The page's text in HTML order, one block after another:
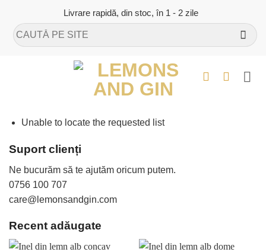
content
Livrare rapidă, din stoc, în 1 - 2 zile
Caută
după:
Unable to locate the requested list
Suport clienți
Ne bucurăm să te ajutăm oricum putem.
0756 100 707
care@lemonsandgin.com
Recent adăugate